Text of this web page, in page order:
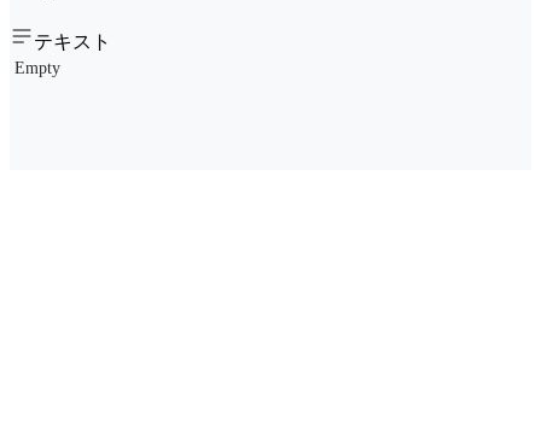
テキスト
Empty